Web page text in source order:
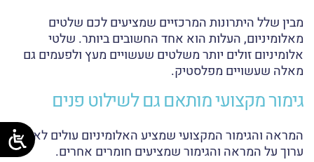
מבין שלל היתרונות המרכזיים שמציעים לכם שלטים
מאלומיניום, העלות הוא אחד החשובים ביותר. שלטי
אלומיניום זולים יותר משלטים שעשויים מעץ ולפעמים גם
מאלה שעשויים מפלסטיק.
גימור מקצועי מותאם גם לשילוט פנים
המראה והגימור המקצועי שמציע האלומיניום עולים לאין
ערוך על המראה והגימור שמציעים חומרים אחרים.